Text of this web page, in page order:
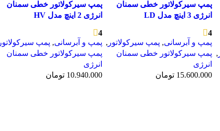
,
پمپ سیرکولاتور خطی سمنان
انرژی 3 اینچ مدل LD
4
پمپ و آبرسانی, پمپ سیرکولاتور ,
پمپ سیرکولاتور خطی سمنان
انرژی
15.600.000 تومان
پمپ سیرکولاتور خطی سمنان
انرژی 2 اینچ مدل HV
4
پمپ و آبرسانی, پمپ سیرکولاتور
پمپ سیرکولاتور خطی سمنان
انرژی
10.940.000 تومان